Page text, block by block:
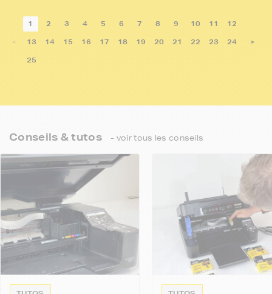
<
1 2 3 4 5 6 7 8 9 10 11
12
13
14 15 16 17 18 19 20 21 22 23
24
25
>
Conseils & tutos - voir tous les conseils